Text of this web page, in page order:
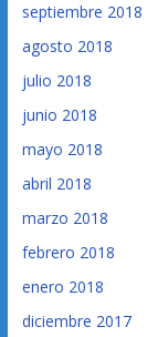
septiembre 2018
agosto 2018
julio 2018
junio 2018
mayo 2018
abril 2018
marzo 2018
febrero 2018
enero 2018
diciembre 2017